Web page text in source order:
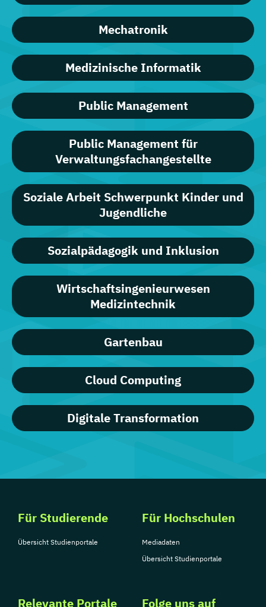
Mechatronik
Medizinische Informatik
Public Management
Public Management für
Verwaltungsfachangestellte
Soziale Arbeit Schwerpunkt Kinder und
Jugendliche
Sozialpädagogik und Inklusion
Wirtschaftsingenieurwesen
Medizintechnik
Gartenbau
Cloud Computing
Digitale Transformation
Für Studierende
Übersicht Studienportale
Für Hochschulen
Mediadaten
Übersicht Studienportale
Relevante Portale Folge uns auf